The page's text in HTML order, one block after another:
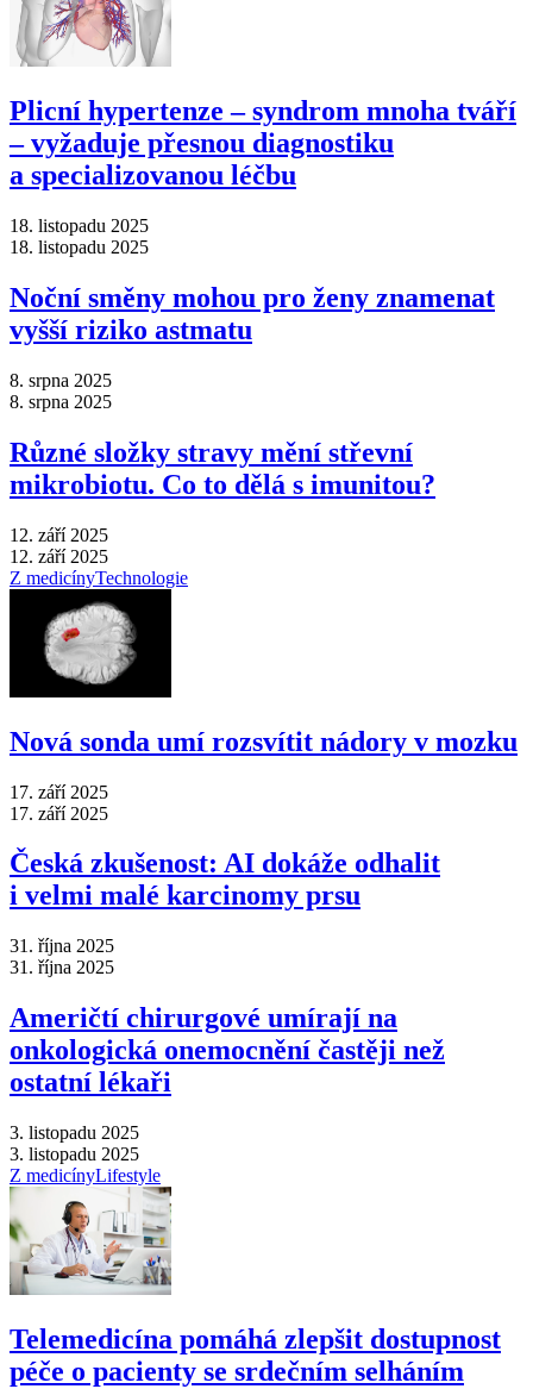
Plicní hypertenze –⁠ syndrom mnoha tváří
–⁠ vyžaduje přesnou diagnostiku
a specializovanou léčbu
18. listopadu 2025
18. listopadu 2025
Noční směny mohou pro ženy znamenat
vyšší riziko astmatu
8. srpna 2025
8. srpna 2025
Různé složky stravy mění střevní
mikrobiotu. Co to dělá s imunitou?
12. září 2025
12. září 2025
Z medicínyTechnologie
Nová sonda umí rozsvítit nádory v mozku
17. září 2025
17. září 2025
Česká zkušenost: AI dokáže odhalit
i velmi malé karcinomy prsu
31. října 2025
31. října 2025
Američtí chirurgové umírají na
onkologická onemocnění častěji než
ostatní lékaři
3. listopadu 2025
3. listopadu 2025
Z medicínyLifestyle
Telemedicína pomáhá zlepšit dostupnost
péče o pacienty se srdečním selháním